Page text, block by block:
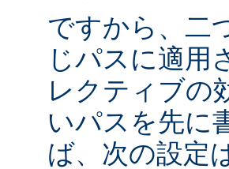
ですから、二
じパスに適用
レクティブの
いパスを先に
ば、次の設定